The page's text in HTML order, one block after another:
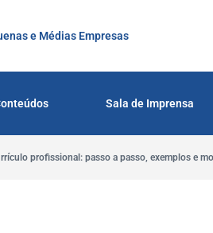
e Médias Empresas
Sala de Imprensa
profissional: passo a passo, exemplos e